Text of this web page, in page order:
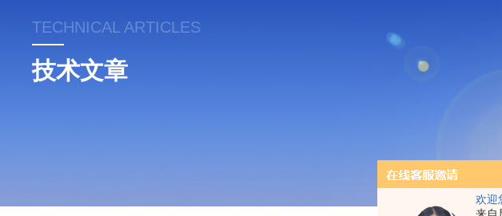
欢迎
TECHNICAL ARTICLES
技术文章